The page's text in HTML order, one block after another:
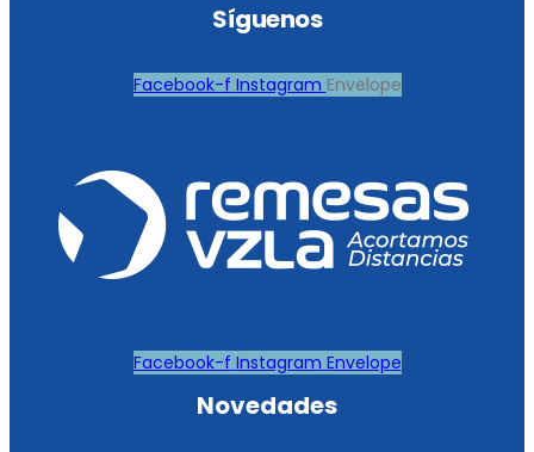
Síguenos
Facebook-f Instagram Envelope
Facebook-f Instagram Envelope
Novedades